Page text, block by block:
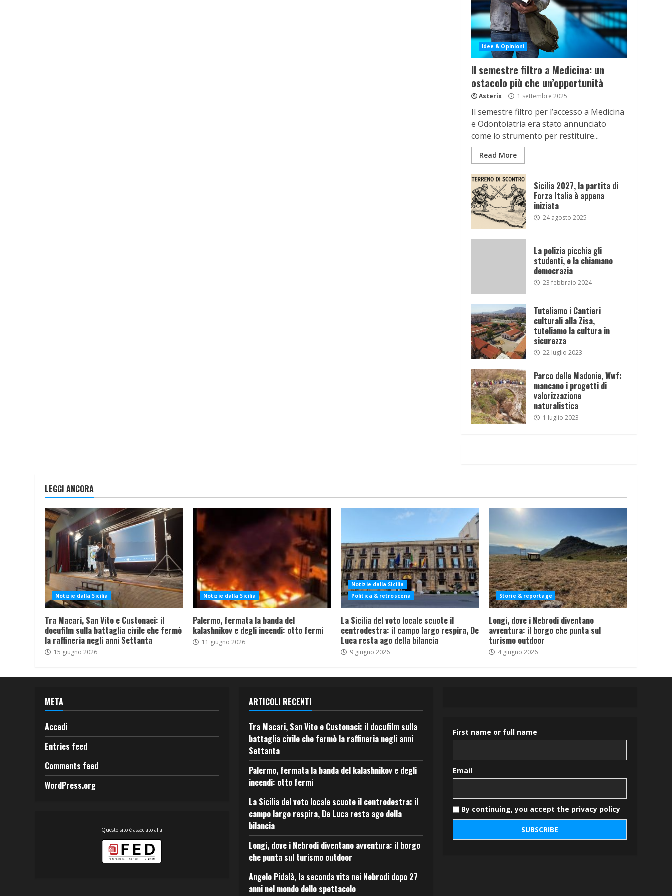
Idee & Opinioni
Il semestre filtro a Medicina: un
ostacolo più che un’opportunità
Asterix 1 settembre 2025
Il semestre filtro per l’accesso a Medicina
e Odontoiatria era stato annunciato
come lo strumento per restituire...
Read More
Sicilia 2027, la partita di
Forza Italia è appena
iniziata
24 agosto 2025
La polizia picchia gli
studenti, e la chiamano
democrazia
23 febbraio 2024
Tuteliamo i Cantieri
culturali alla Zisa,
tuteliamo la cultura in
sicurezza
22 luglio 2023
Parco delle Madonie, Wwf:
mancano i progetti di
valorizzazione
naturalistica
1 luglio 2023
LEGGI ANCORA
Notizie dalla Sicilia
Tra Macari, San Vito e Custonaci: il
docufilm sulla battaglia civile che fermò
la raffineria negli anni Settanta
15 giugno 2026
Notizie dalla Sicilia
Palermo, fermata la banda del
kalashnikov e degli incendi: otto fermi
11 giugno 2026
Notizie dalla Sicilia
Politica & retroscena
La Sicilia del voto locale scuote il
centrodestra: il campo largo respira, De
Luca resta ago della bilancia
9 giugno 2026
Storie & reportage
Longi, dove i Nebrodi diventano
avventura: il borgo che punta sul
turismo outdoor
4 giugno 2026
META
Accedi
Entries feed
Comments feed
WordPress.org
Questo sito è associato alla
ARTICOLI RECENTI
Tra Macari, San Vito e Custonaci: il docufilm sulla
battaglia civile che fermò la raffineria negli anni
Settanta
Palermo, fermata la banda del kalashnikov e degli
incendi: otto fermi
La Sicilia del voto locale scuote il centrodestra: il
campo largo respira, De Luca resta ago della
bilancia
Longi, dove i Nebrodi diventano avventura: il borgo
che punta sul turismo outdoor
Angelo Pidalà, la seconda vita nei Nebrodi dopo 27
anni nel mondo dello spettacolo
First name or full name
Email
By continuing, you accept the privacy policy